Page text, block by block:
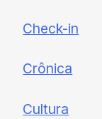
Check-in
Crônica
Cultura